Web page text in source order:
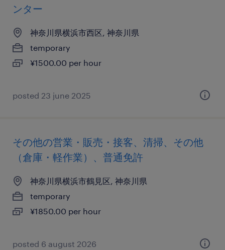
ンター
神奈川県横浜市西区, 神奈川県
temporary
¥1500.00 per hour
posted 23 june 2025
その他の営業・販売・接客、清掃、その他
（倉庫・軽作業）、普通免許
神奈川県横浜市鶴見区, 神奈川県
temporary
¥1850.00 per hour
posted 6 august 2026